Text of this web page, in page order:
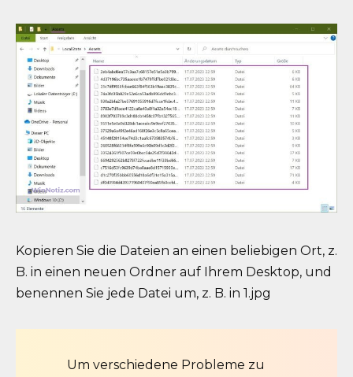
Kopieren Sie die Dateien an einen beliebigen Ort, z.
B. in einen neuen Ordner auf Ihrem Desktop, und
benennen Sie jede Datei um, z. B. in 1.jpg
Um verschiedene Probleme zu